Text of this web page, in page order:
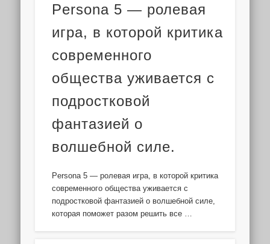
Persona 5 — ролевая
игра, в которой критика
современного
общества уживается с
подростковой
фантазией о
волшебной силе.
Persona 5 — ролевая игра, в которой критика
современного общества уживается с
подростковой фантазией о волшебной силе,
которая поможет разом решить все …